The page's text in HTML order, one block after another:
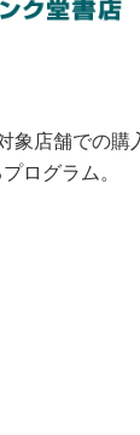
象店舗での購
ログラム。